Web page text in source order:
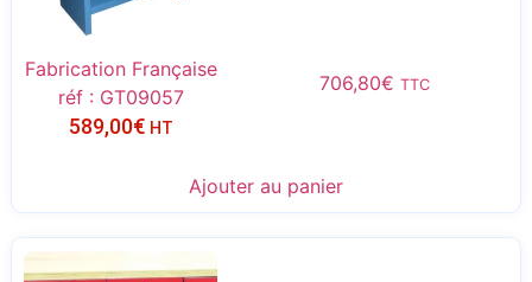
Fabrication Française
réf : GT09057
706,80€ TTC
589,00€ HT
Ajouter au panier